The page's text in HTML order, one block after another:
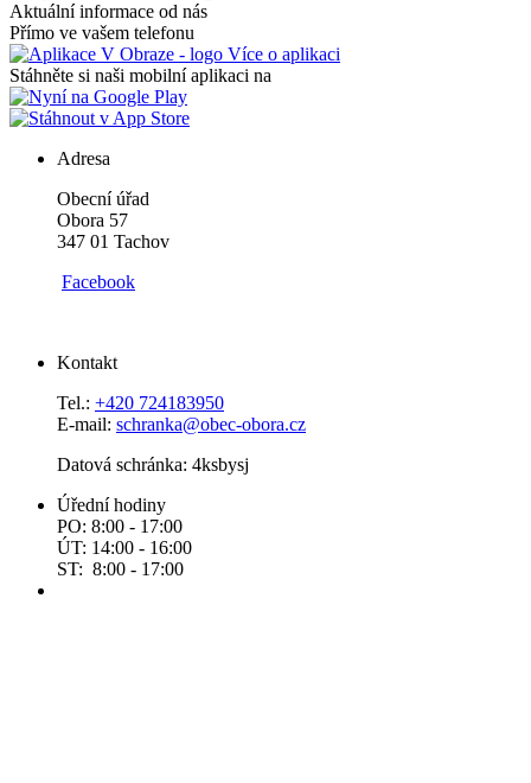
Aktuální informace od nás
Přímo ve vašem telefonu
Více o aplikaci
Stáhněte si naši mobilní aplikaci na
Adresa
Obecní úřad
Obora 57
347 01 Tachov
Facebook
Kontakt
Tel.: +420 724183950
E-mail: schranka@obec-obora.cz
Datová schránka: 4ksbysj
Úřední hodiny
PO: 8:00 - 17:00
ÚT: 14:00 - 16:00
ST: 8:00 - 17:00